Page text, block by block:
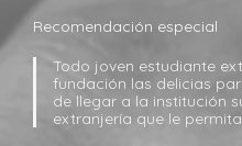
Recomendación especial
Todo joven estudiante
fundación las delicias
de llegar a la institución
extranjería que le